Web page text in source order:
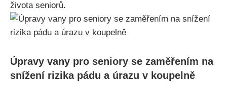
života seniorů.
Úpravy vany pro seniory se zaměřením na
snížení rizika pádu a úrazu v koupelně